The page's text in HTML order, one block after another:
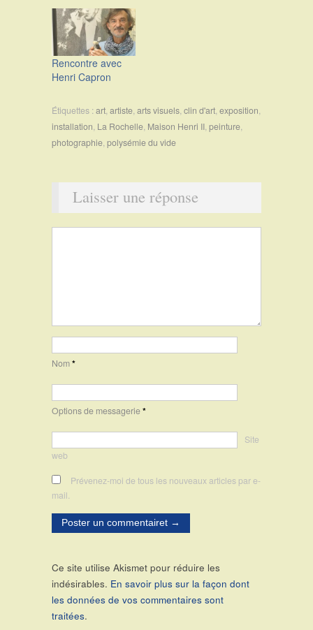
Rencontre avec
Henri Capron
Étiquettes :art,artiste,arts visuels,clin d'art,exposition,
installation, La Rochelle, Maison Henri II,peinture,
photographie,polysémie du vide
Laisser une réponse
Nom*
Options de messagerie*
Site
web
Prévenez-moi de tous les nouveaux articles par e-
mail.
Ce site utilise Akismet pour réduire les
indésirables. En savoir plus sur la façon dont
les données de vos commentaires sont
traitées.